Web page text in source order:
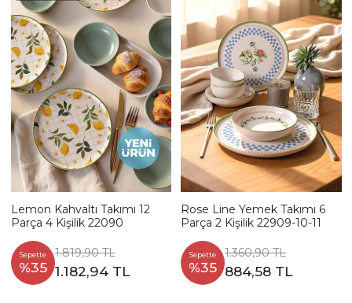
Lemon Kahvaltı Takımı 12
Parça 4 Kişilik 22090
Sepette
%35
1.819,90 TL
1.182,94 TL
Rose Line Yemek Takımı 6
Parça 2 Kişilik 22909-10-11
Sepette
%35
1.360,90 TL
884,58 TL